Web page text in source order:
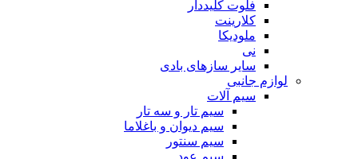
فلوت کلیددار
کلارینت
ملودیکا
نی
سایر سازهای بادی
لوازم جانبی
سیم آلات
سیم تار و سه تار
سیم دیوان و باغلاما
سیم سنتور
سیم عود